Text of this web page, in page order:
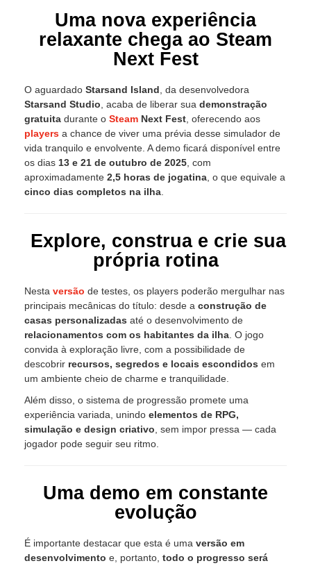
Uma nova experiência
relaxante chega ao Steam
Next Fest
O aguardado Starsand Island , da desenvolvedora
Starsand Studio , acaba de liberar sua demonstração
gratuita durante o Steam Next Fest , oferecendo aos
players a chance de viver uma prévia desse simulador de
vida tranquilo e envolvente. A demo ficará disponível entre
os dias 13 e 21 de outubro de 2025 , com
aproximadamente 2,5 horas de jogatina , o que equivale a
cinco dias completos na ilha
Explore, construa e crie sua
própria rotina
Nesta versão de testes, os players poderão mergulhar nas
principais mecânicas do título: desde a construção de
casas personalizadas até o desenvolvimento de
relacionamentos com os habitantes da ilha . O jogo
convida à exploração livre, com a possibilidade de
descobrir recursos, segredos e locais escondidos em
um ambiente cheio de charme e tranquilidade.
Além disso, o sistema de progressão promete uma
experiência variada, unindo elementos de RPG,
simulação e design criativo , sem impor pressa — cada
jogador pode seguir seu ritmo.
Uma demo em constante
evolução
É importante destacar que esta é uma versão em
desenvolvimento e, portanto, todo o progresso será